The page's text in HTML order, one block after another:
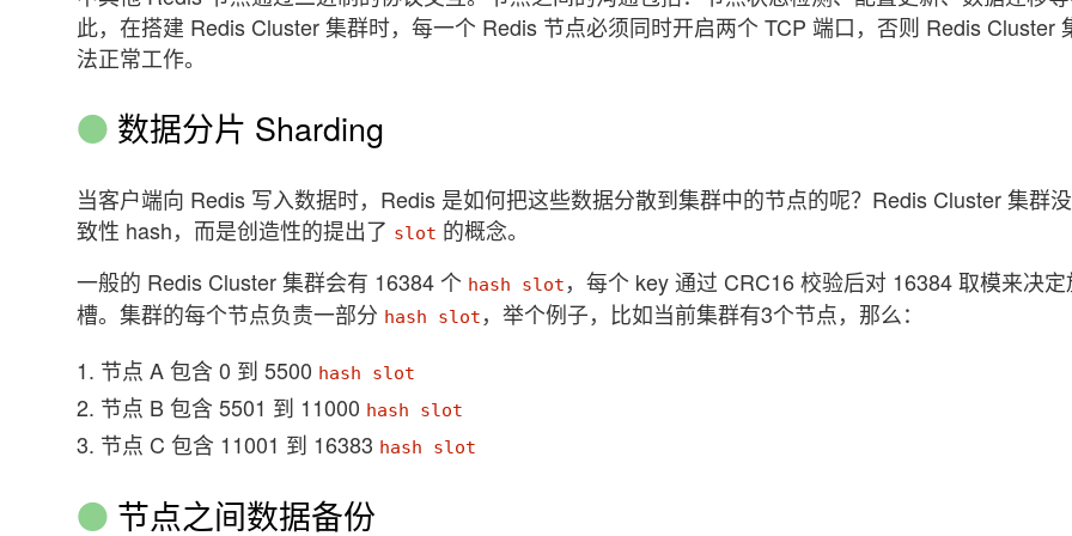
此，在搭建 Redis Cluster 集群时，每一个 Redis 节点必须同时开启两个 TCP 端口，否则 Redis Cluster
法正常工作。
数据分片 Sharding
当客户端向 Redis 写入数据时，Redis 是如何把这些数据分散到集群中的节点的呢？Redis Cluster 集群
致性 hash，而是创造性的提出了 slot 的概念。
一般的 Redis Cluster 集群会有 16384 个 hash slot ，每个 key 通过 CRC16 校验后对 16384 取模来决
槽。集群的每个节点负责一部分 hash slot ，举个例子，比如当前集群有3个节点，那么：
节点 A 包含 0 到 5500 hash slot
节点 B 包含 5501 到 11000 hash slot
节点 C 包含 11001 到 16383 hash slot
节点之间数据备份